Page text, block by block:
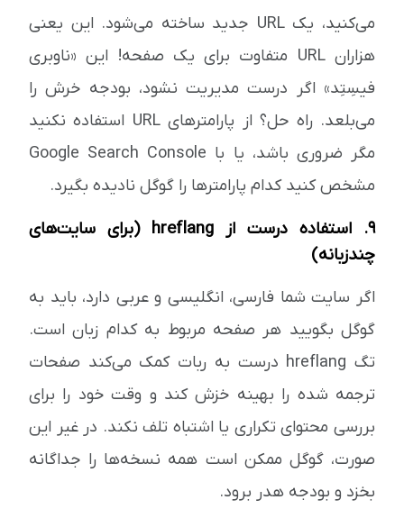
می‌کنید، یک URL جدید ساخته می‌شود. این یعنی
هزاران URL متفاوت برای یک صفحه! این «ناوبری
فیسِتِد» اگر درست مدیریت نشود، بودجه خرش را
می‌بلعد. راه حل؟ از پارامترهای URL استفاده نکنید
مگر ضروری باشد، یا با Google Search Console
مشخص کنید کدام پارامترها را گوگل نادیده بگیرد.
۹. استفاده درست از hreflang (برای سایت‌های
چندزبانه)
اگر سایت شما فارسی، انگلیسی و عربی دارد، باید به
گوگل بگویید هر صفحه مربوط به کدام زبان است.
تگ hreflang درست به ربات کمک می‌کند صفحات
ترجمه شده را بهینه خزش کند و وقت خود را برای
بررسی محتوای تکراری یا اشتباه تلف نکند. در غیر این
صورت، گوگل ممکن است همه نسخه‌ها را جداگانه
بخزد و بودجه هدر برود.